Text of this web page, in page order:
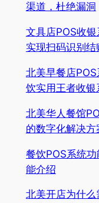
渠道，杜绝漏洞
文具店POS收
实现扫码识别结
北美早餐店
饮实用王者收银
北美华人餐馆
的数字化解决方
餐饮POS系统
能介绍
北美开店为什